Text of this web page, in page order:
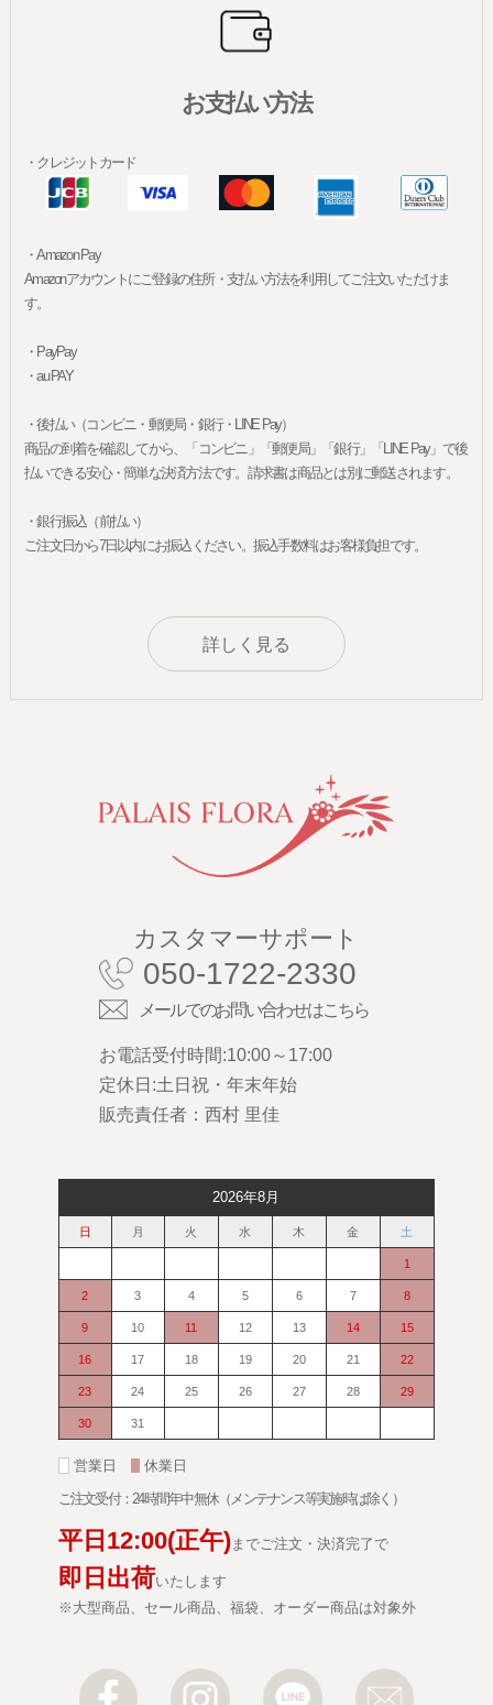
お支払い方法
・クレジットカード
・Amazon Pay
Amazonアカウントにご登録の住所・支払い方法を利用してご注文いただけま
す。
・PayPay
・au PAY
・後払い（コンビニ・郵便局・銀行・LINE Pay）
商品の到着を確認してから、「コンビニ」「郵便局」「銀行」「LINE Pay」で後
払いできる安心・簡単な決済方法です。請求書は商品とは別に郵送されます。
・銀行振込（前払い）
ご注文日から7日以内にお振込ください。振込手数料はお客様負担です。
詳しく見る
カスタマーサポート
050-1722-2330
メールでのお問い合わせはこちら
お電話受付時間:10:00～17:00
定休日:土日祝・年末年始
販売責任者：西村 里佳
2026年8月
日 月 火 水 木 金 土
1
2 3 4 5 6 7 8
9 10 11 12 13 14 15
16 17 18 19 20 21 22
23 24 25 26 27 28 29
30 31
営業日
休業日
ご注文受付：24時間年中無休（メンテナンス等実施時は除く）
平日 12:00(正午)までご注文・決済完了で
即日出荷いたします
※大型商品、セール商品、福袋、オーダー商品は対象外